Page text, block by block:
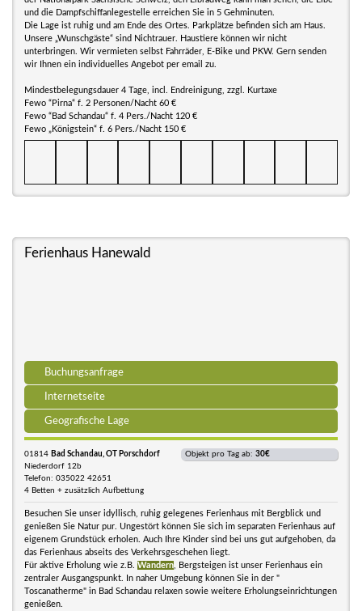
und die Dampfschiffanlegestelle erreichen Sie in 5 Gehminuten.
Die Lage ist ruhig und am Ende des Ortes. Parkplätze befinden sich am Haus.
Unsere „Wunschgäste“ sind Nichtrauer. Haustiere können wir nicht
unterbringen. Wir vermieten selbst Fahrräder, E-Bike und PKW. Gern senden
wir Ihnen ein individuelles Angebot per email zu.
Mindestbelegungsdauer 4 Tage, incl. Endreinigung, zzgl. Kurtaxe
Fewo “Pirna“ f. 2 Personen/Nacht 60 €
Fewo “Bad Schandau“ f. 4 Pers./Nacht 120 €
Fewo „Königstein“ f. 6 Pers./Nacht 150 €
Ferienhaus Hanewald
Buchungsanfrage
Internetseite
Geografische Lage
01814 Bad Schandau, OT Porschdorf
Niederdorf 12b
Telefon: 035022 42651
4 Betten + zusätzlich Aufbettung
Objekt pro Tag ab: 30€
Besuchen Sie unser idyllisch, ruhig gelegenes Ferienhaus mit Bergblick und
genießen Sie Natur pur. Ungestört können Sie sich im separaten Ferienhaus auf
eigenem Grundstück erholen. Auch Ihre Kinder sind bei uns gut aufgehoben, da
das Ferienhaus abseits des Verkehrsgeschehen liegt.
Für aktive Erholung wie z.B. Wandern , Bergsteigen ist unser Ferienhaus ein
zentraler Ausgangspunkt. In naher Umgebung können Sie in der "
Toscanatherme" in Bad Schandau relaxen sowie weitere Erholungseinrichtungen
genießen.